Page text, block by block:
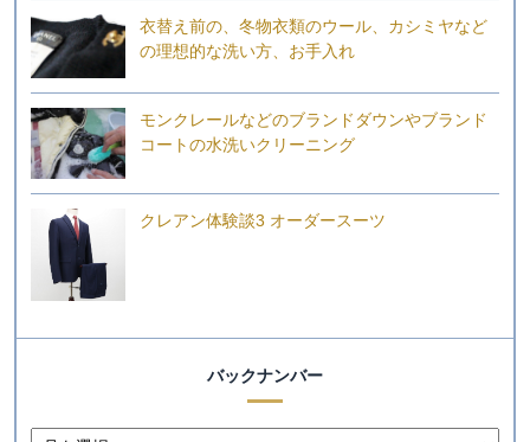
衣替え前の、冬物衣類のウール、カシミヤなど
の理想的な洗い方、お手入れ
モンクレールなどのブランドダウンやブランド
コートの水洗いクリーニング
クレアン体験談3 オーダースーツ
バックナンバー